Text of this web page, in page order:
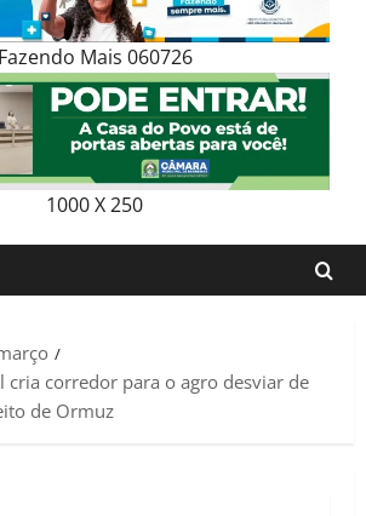
Fazendo Mais 060726
1000 X 250
cria corredor para o agro desviar de
de Ormuz